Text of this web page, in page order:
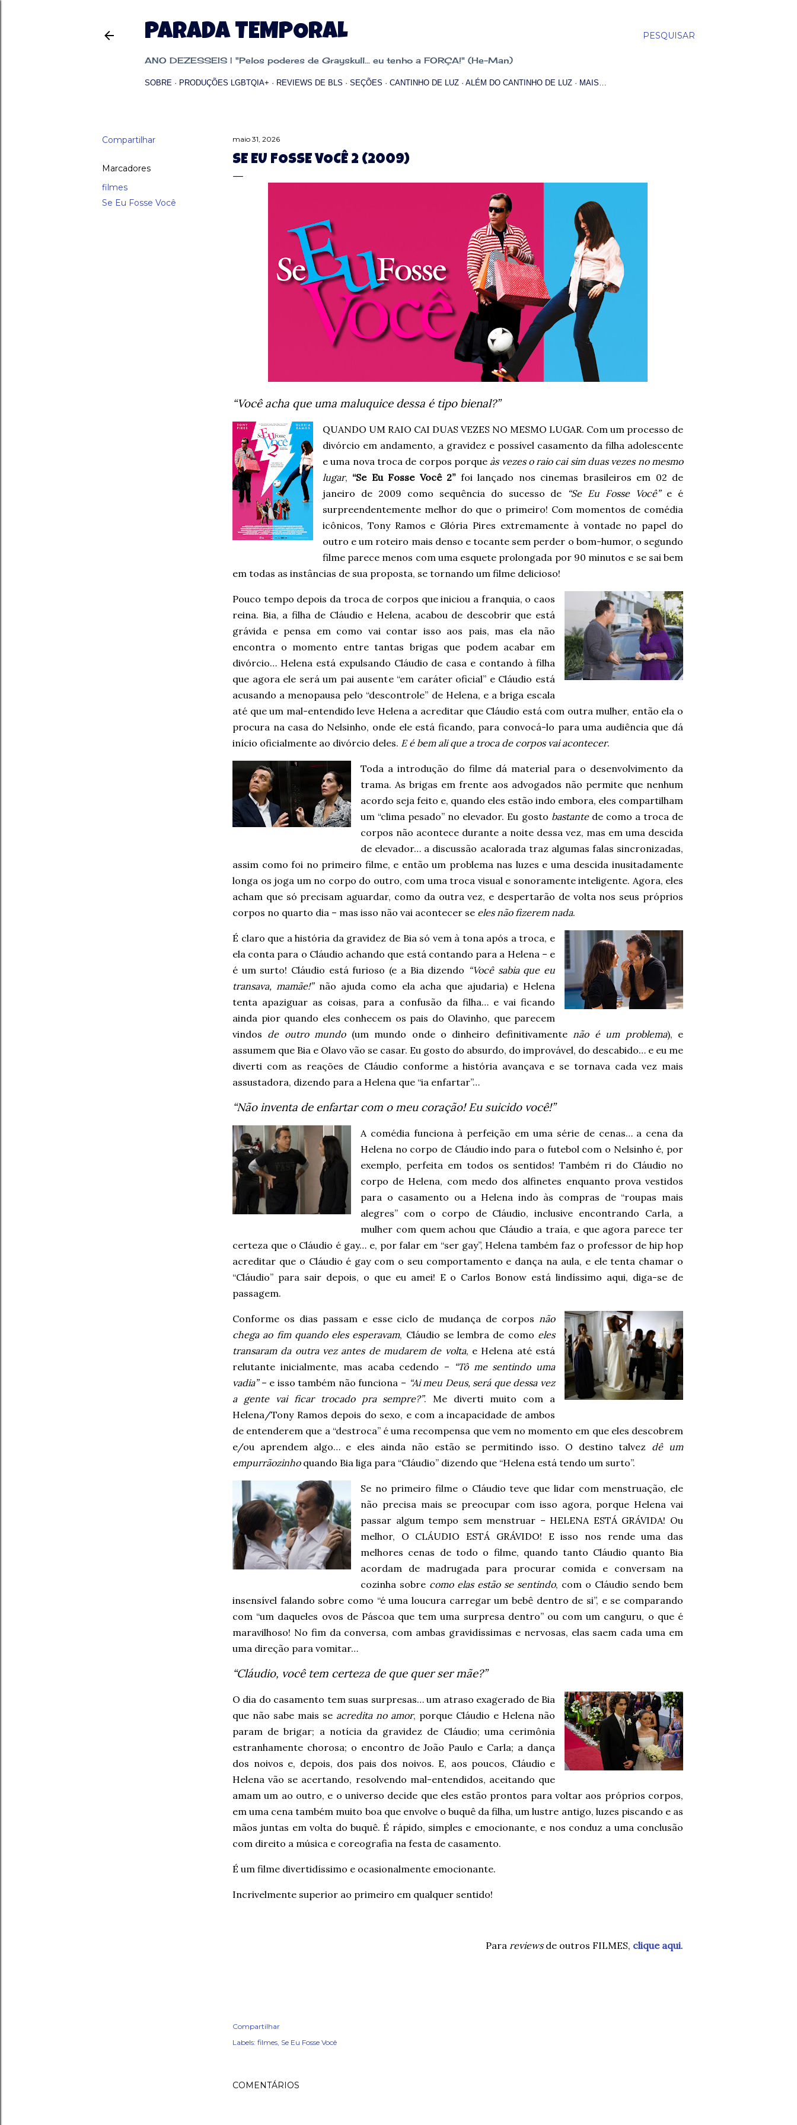
PESQUISAR
PARADA TEMPORAL
ANO DEZESSEIS | "Pelos poderes de Grayskull... eu tenho a FORÇA!" (He-Man)
SOBRE PRODUÇÕES LGBTQIA+ REVIEWS DE BLS SEÇÕES CANTINHO DE LUZ ALÉM DO CANTINHO DE LUZ MAIS…
Compartilhar
Marcadores
filmes
Se Eu Fosse Você
maio 31, 2026
SE EU FOSSE VOCÊ 2 (2009)
“Você acha que uma maluquice dessa é tipo bienal?”
QUANDO UM RAIO CAI DUAS VEZES NO MESMO LUGAR. Com um processo de
divórcio em andamento, a gravidez e possível casamento da filha adolescente
e uma nova troca de corpos porque às vezes o raio cai sim duas vezes no mesmo
lugar, “Se Eu Fosse Você 2” foi lançado nos cinemas brasileiros em 02 de
janeiro de 2009 como sequência do sucesso de
“Se Eu Fosse Você”e é
surpreendentemente melhor do que o primeiro! Com momentos de comédia
icônicos, Tony Ramos e Glória Pires extremamente à vontade no papel do
outro e um roteiro mais denso e tocante sem perder o bom-humor, o segundo
filme parece menos com uma esquete prolongada por 90 minutos e se sai bem
em todas as instâncias de sua proposta, se tornando um filme delicioso!
Pouco tempo depois da troca de corpos que iniciou a franquia, o caos
reina. Bia, a filha de Cláudio e Helena, acabou de descobrir que está
grávida e pensa em como vai contar isso aos pais, mas ela não
encontra o momento entre tantas brigas que podem acabar em
divórcio… Helena está expulsando Cláudio de casa e contando à filha
que agora ele será um pai ausente “em caráter oficial” e Cláudio está
acusando a menopausa pelo “descontrole” de Helena, e a briga escala
até que um mal-entendido leve Helena a acreditar que Cláudio está com outra mulher, então ela o
procura na casa do Nelsinho, onde ele está ficando, para convocá-lo para uma audiência que dá
início oficialmente ao divórcio deles. E é bem ali que a troca de corpos vai acontecer.
Toda a introdução do filme dá material para o desenvolvimento da
trama. As brigas em frente aos advogados não permite que nenhum
acordo seja feito e, quando eles estão indo embora, eles compartilham
um “clima pesado” no elevador. Eu gosto bastantede como a troca de
corpos não acontece durante a noite dessa vez, mas em uma descida
de elevador… a discussão acalorada traz algumas falas sincronizadas,
assim como foi no primeiro filme, e então um problema nas luzes e uma descida inusitadamente
longa os joga um no corpo do outro, com uma troca visual e sonoramente inteligente. Agora, eles
acham que só precisam aguardar, como da outra vez, e despertarão de volta nos seus próprios
corpos no quarto dia – mas isso não vai acontecer se eles não fizerem nada.
É claro que a história da gravidez de Bia só vem à tona após a troca, e
ela conta para o Cláudio achando que está contando para a Helena – e
é um surto! Cláudio está furioso (e a Bia dizendo “Você sabia que eu
transava, mamãe!”não ajuda como ela acha que ajudaria) e Helena
tenta apaziguar as coisas, para a confusão da filha… e vai ficando
ainda pior quando eles conhecem os pais do Olavinho, que parecem
vindos de outro mundo(um mundo onde o dinheiro definitivamentenão é um problema), e
assumem que Bia e Olavo vão se casar. Eu gosto do absurdo, do improvável, do descabido… e eu me
diverti com as reações de Cláudio conforme a história avançava e se tornava cada vez mais
assustadora, dizendo para a Helena que “ia enfartar”…
“Não inventa de enfartar com o meu coração! Eu suicido você!”
A comédia funciona à perfeição em uma série de cenas… a cena da
Helena no corpo de Cláudio indo para o futebol com o Nelsinho é, por
exemplo, perfeita em todos os sentidos! Também ri do Cláudio no
corpo de Helena, com medo dos alfinetes enquanto prova vestidos
para o casamento ou a Helena indo às compras de “roupas mais
alegres” com o corpo de Cláudio, inclusive encontrando Carla, a
mulher com quem achou que Cláudio a traía, e que agora parece ter
certeza que o Cláudio é gay… e, por falar em “ser gay”, Helena também faz o professor de hip hop
acreditar que o Cláudio é gay com o seu comportamento e dança na aula, e ele tenta chamar o
“Cláudio” para sair depois, o que eu amei! E o Carlos Bonow está lindíssimo aqui, diga-se de
passagem.
Conforme os dias passam e esse ciclo de mudança de corpos não
chega ao fim quando eles esperavam, Cláudio se lembra de como eles
transaram da outra vez antes de mudarem de volta, e Helena até está
relutante inicialmente, mas acaba cedendo – “Tô me sentindo uma
vadia”– e isso também não funciona – “Ai meu Deus, será que dessa vez
a gente vai ficar trocado pra sempre?”. Me diverti muito com a
Helena/Tony Ramos depois do sexo, e com a incapacidade de ambos
de entenderem que a “destroca” é uma recompensa que vem no momento em que eles descobrem
e/ou aprendem algo… e eles ainda não estão se permitindo isso. O destino talvez dê um
empurrãozinhoquando Bia liga para “Cláudio” dizendo que “Helena está tendo um surto”.
Se no primeiro filme o Cláudio teve que lidar com menstruação, ele
não precisa mais se preocupar com isso agora, porque Helena vai
passar algum tempo sem menstruar – HELENA ESTÁ GRÁVIDA! Ou
melhor, O CLÁUDIO ESTÁ GRÁVIDO! E isso nos rende uma das
melhores cenas de todo o filme, quando tanto Cláudio quanto Bia
acordam de madrugada para procurar comida e conversam na
cozinha sobre como elas estão se sentindo, com o Cláudio sendo bem
insensível falando sobre como “é uma loucura carregar um bebê dentro de si”, e se comparando
com “um daqueles ovos de Páscoa que tem uma surpresa dentro” ou com um canguru, o que é
maravilhoso! No fim da conversa, com ambas gravidíssimas e nervosas, elas saem cada uma em
uma direção para vomitar…
“Cláudio, você tem certeza de que quer ser mãe?”
O dia do casamento tem suas surpresas… um atraso exagerado de Bia
que não sabe mais se acredita no amor, porque Cláudio e Helena não
param de brigar; a notícia da gravidez de Cláudio; uma cerimônia
estranhamente chorosa; o encontro de João Paulo e Carla; a dança
dos noivos e, depois, dos pais dos noivos. E, aos poucos, Cláudio e
Helena vão se acertando, resolvendo mal-entendidos, aceitando que
amam um ao outro, e o universo decide que eles estão prontos para voltar aos próprios corpos,
em uma cena também muito boa que envolve o buquê da filha, um lustre antigo, luzes piscando e as
mãos juntas em volta do buquê. É rápido, simples e emocionante, e nos conduz a uma conclusão
com direito a música e coreografia na festa de casamento.
É um filme divertidíssimo e ocasionalmente emocionante.
Incrivelmente superior ao primeiro em qualquer sentido!
Para reviewsde outros FILMES, clique aqui.
Compartilhar
Labels: filmes Se Eu Fosse Você
COMENTÁRIOS